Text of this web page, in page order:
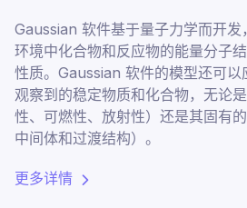
Gaussian 软件基于量子力学而开发
环境中化合物和反应物的能量分子
性质。Gaussian 软件的模型还可以
观察到的稳定物质和化合物，无论
性、可燃性、放射性）还是其固有
中间体和过渡结构）。
更多详情